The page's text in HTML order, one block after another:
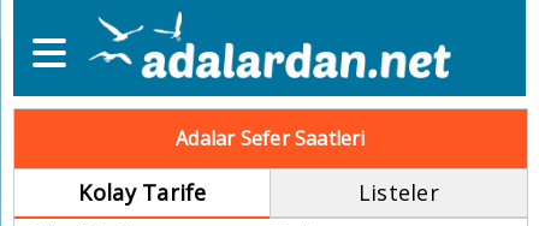
Adalar Sefer Saatleri
Kolay Tarife Listeler